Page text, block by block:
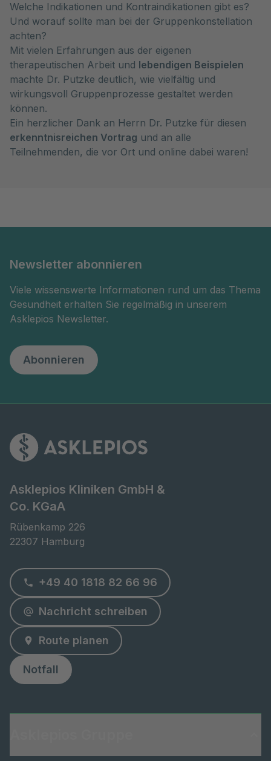
Welche Indikationen und Kontraindikationen gibt es?
Und worauf sollte man bei der Gruppenkonstellation
achten?
Mit vielen Erfahrungen aus der eigenen
therapeutischen Arbeit und lebendigen Beispielen
machte Dr. Putzke deutlich, wie vielfältig und
wirkungsvoll Gruppenprozesse gestaltet werden
können.
Ein herzlicher Dank an Herrn Dr. Putzke für diesen
erkenntnisreichen Vortrag und an alle
Teilnehmenden, die vor Ort und online dabei waren!
Newsletter abonnieren
Viele wissenswerte Informationen rund um das Thema
Gesundheit erhalten Sie regelmäßig in unserem
Asklepios Newsletter.
Abonnieren
Asklepios Kliniken GmbH &
Co. KGaA
Rübenkamp 226
22307 Hamburg
+49 40 1818 82 66 96
Nachricht schreiben
Route planen
Notfall